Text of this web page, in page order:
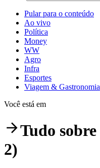
Pular para o conteúdo
Ao vivo
Política
Money
WW
Agro
Infra
Esportes
Viagem & Gastronomia
Você está em
Tudo sobre
2)